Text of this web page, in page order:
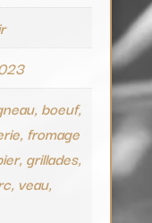
boeuf,
fromage
grillades,
veau,